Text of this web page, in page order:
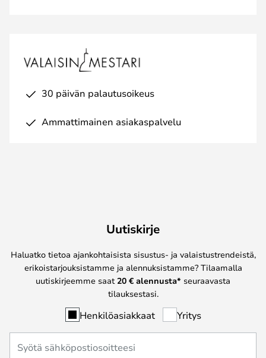
30 päivän palautusoikeus
Ammattimainen asiakaspalvelu
Uutiskirje
Haluatko tietoa ajankohtaisista sisustus- ja valaistustrendeistä,
erikoistarjouksistamme ja alennuksistamme? Tilaamalla
uutiskirjeemme saat 20 € alennusta* seuraavasta
tilauksestasi.
Henkilöasiakkaat Yritys